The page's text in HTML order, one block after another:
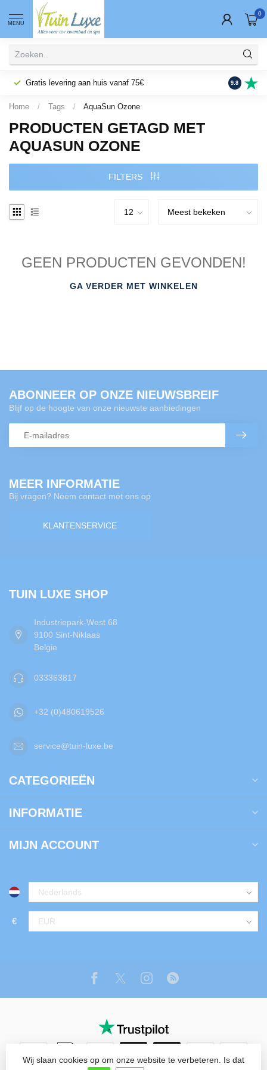
MENU
0
Gratis levering aan huis vanaf 75€ Fysieke
9.8
Home / Tags / AquaSun Ozone
PRODUCTEN GETAGD MET
AQUASUN OZONE
FILTERS
GEEN PRODUCTEN GEVONDEN!
GA VERDER MET WINKELEN
MEER INFORMATIE
Bij vragen? Neem contact met ons op
KLANTENSERVICE
ABONNEER OP ONZE NIEUWSBREIF
Blijf op de hoogte van onze nieuwste aanbiedingen
TUIN LUXE SHOP
Industriepark-West 68
9100 Sint-Niklaas
Belgie
033363817
+32 (0)480619526
service@tuin-luxe.be
CATEGORIEËN
INFORMATIE
MIJN ACCOUNT
€
Wij slaan cookies op om onze website te verbeteren. Is dat